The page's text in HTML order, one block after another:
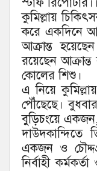
কুমিল্লায়
করে একদিনে
আক্রান্ত
রয়েছেন আক্রান্ত
কোলের শিশু।
এ নিয়ে
পৌঁছেছে।
বুড়িচংয়ে
দাউদকান্দিতে
একজন ও
নির্বাহী